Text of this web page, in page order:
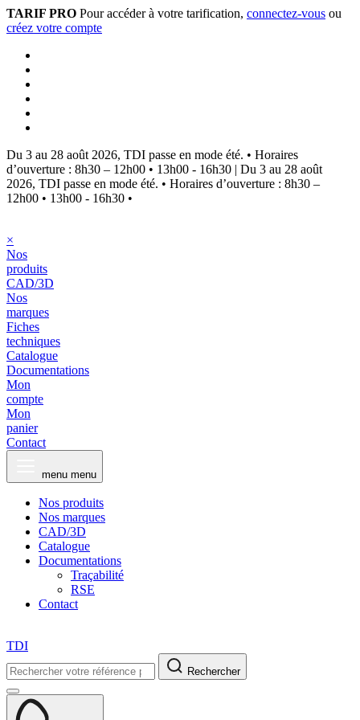
TARIF PRO Pour accéder à votre tarification, connectez-vous ou
créez votre compte
Du 3 au 28 août 2026, TDI passe en mode été. • Horaires
d’ouverture : 8h30 – 12h00 • 13h00 - 16h30 | Du 3 au 28 août
2026, TDI passe en mode été. • Horaires d’ouverture : 8h30 –
12h00 • 13h00 - 16h30 •
×
Nos
produits
CAD/3D
Nos
marques
Fiches
techniques
Catalogue
Documentations
Mon
compte
Mon
panier
Contact
menu menu
Nos produits
Nos marques
CAD/3D
Catalogue
Documentations
Traçabilité
RSE
Contact
TDI
Rechercher